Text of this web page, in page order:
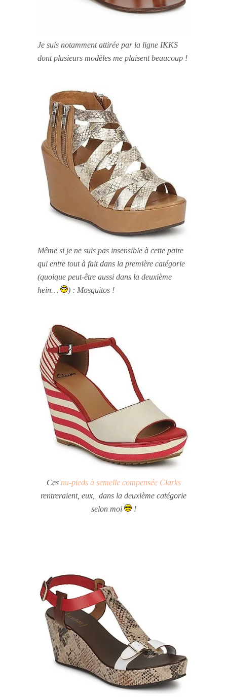
Je suis notamment attirée par la ligne IKKS
dont plusieurs modèles me plaisent beaucoup !
Même si je ne suis pas insensible à cette paire
qui entre tout à fait dans la première catégorie
(quoique peut-être aussi dans la deuxième
hein…
) : Mosquitos !
Ces nu-pieds à semelle compensée Clarks
rentreraient, eux, dans la deuxième catégorie
selon moi
!